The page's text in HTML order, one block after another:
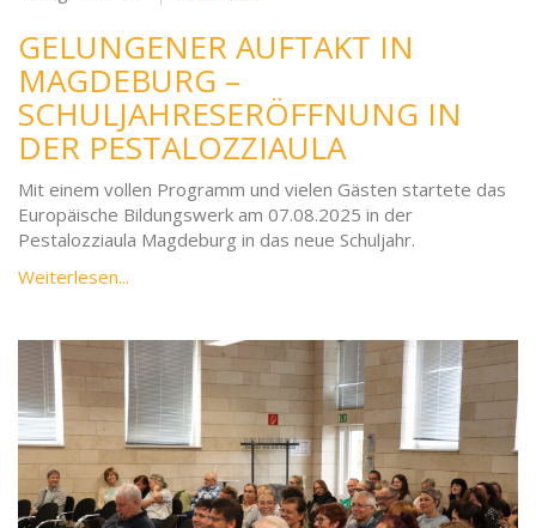
GELUNGENER AUFTAKT IN
MAGDEBURG –
SCHULJAHRESERÖFFNUNG IN
DER PESTALOZZIAULA
Mit einem vollen Programm und vielen Gästen startete das
Europäische Bildungswerk am 07.08.2025 in der
Pestalozziaula Magdeburg in das neue Schuljahr.
Weiterlesen...